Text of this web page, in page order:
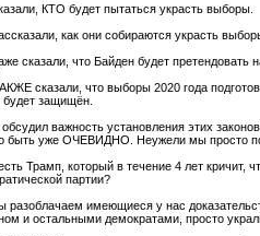
КТО будет пытаться украсть выборы.
как они собираются украсть
сказали, что Байден будет претендовать
сказали, что выборы 2020 года
будет защищён.
важность установления этих
быть уже ОЧЕВИДНО. Неужели мы просто
Трамп, который в течение 4 лет кричит,
партии?
разоблачаем имеющиеся у нас
и остальными демократами, просто